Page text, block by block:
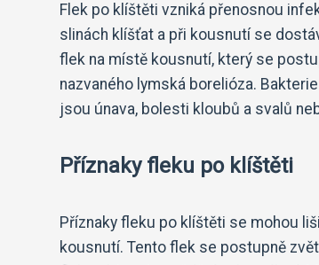
Flek po klíštěti vzniká přenosnou
slinách klíšťat a při kousnutí se
flek na místě kousnutí, který se
nazvaného lymská borelióza.
jsou únava, bolesti kloubů a svalů
Příznaky fleku po klíštěti
Příznaky fleku po klíštěti se mohou
kousnutí. Tento flek se postupně